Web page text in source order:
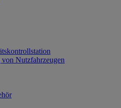
Nutzfahrzeugen